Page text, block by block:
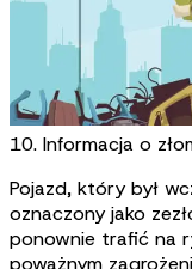
10. Informacja o
Pojazd, który był
oznaczony jako
ponownie trafić na